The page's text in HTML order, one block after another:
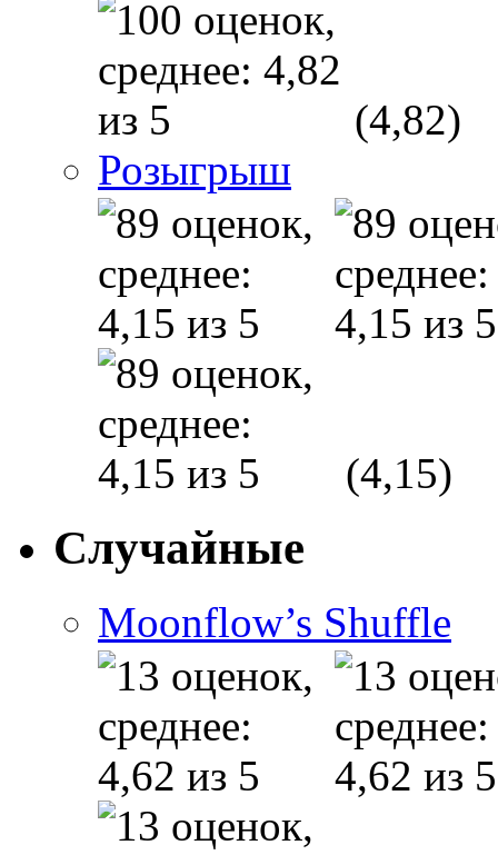
(4,82)
Розыгрыш
(4,15)
Случайные
Moonflow’s Shuffle